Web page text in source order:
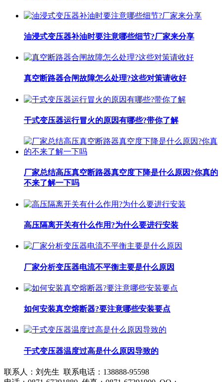
油浸式变压器补油时要注意哪些细节?厂家来分享
真空断路器合闸故障怎么处理?这些对策请收好
干式变压器运行冒火的原因有哪些?带你了解
厂家总结高压真空断路器真空度下降是什么原因?你真的
不来了解一下吗
高压隔离开关有什么作用?为什么要进行安装
厂家分析变压器电流不平衡主要是什么原因
如何安装真空熔断器?要注意哪些安装要点
干式变压器温度过高是什么原因导致的
联系人：刘先生 联系电话：138888-95598